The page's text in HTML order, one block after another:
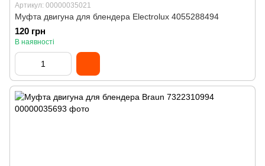
Артикул: 00000035021
Муфта двигуна для блендера Electrolux 4055288494
120 грн
В наявності